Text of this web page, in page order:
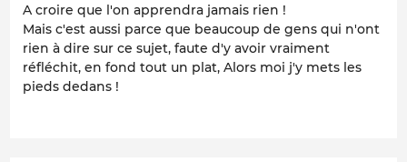
A croire que l'on apprendra jamais rien !
Mais c'est aussi parce que beaucoup de gens qui n'ont
rien à dire sur ce sujet, faute d'y avoir vraiment
réfléchit, en fond tout un plat, Alors moi j'y mets les
pieds dedans !